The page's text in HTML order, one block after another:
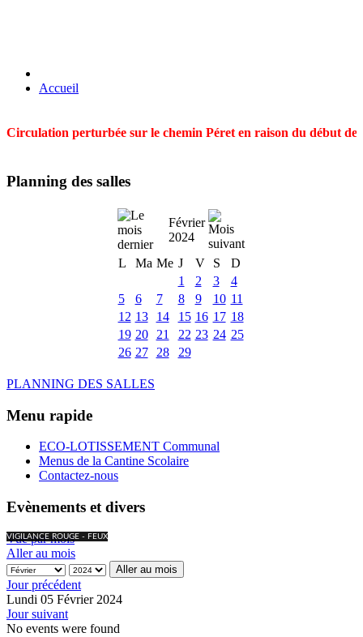
Accueil
Circulation perturbée sur le chemin Péret en raison du début
Planning des salles
Février
2024
L
Ma Me J V S
D
1
2 3
4
5
6 7 8 9 10 11
12 13 14 15 16 17 18
19 20 21 22 23 24 25
26 27 28 29
PLANNING DES SALLES
Menu rapide
ECO-LOTISSEMENT Communal
Menus de la Cantine Scolaire
Contactez-nous
Evènements et divers
VIGILANCE ROUGE - FEUX
Vue par mois
Aller au mois
Aller au mois
Jour précédent
Lundi 05 Février 2024
Jour suivant
No events were found